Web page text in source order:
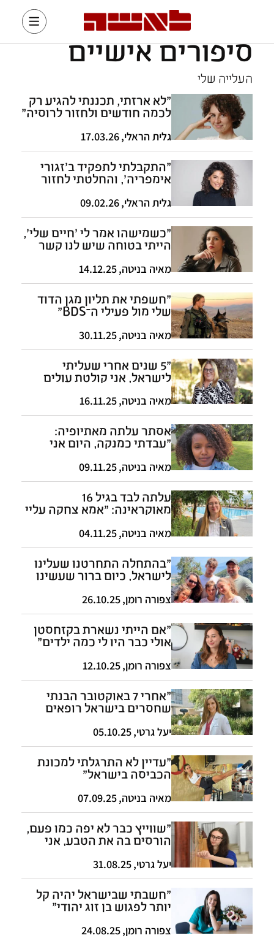
סיפורים אישיים
העלייה שלי
"לא ארזתי, תכננתי להגיע רק
לכמה חודשים ולחזור לרוסיה"
גלית הראלי,
17.03.26
"התקבלתי לתפקיד ב'זגורי
אימפריה', והחלטתי לחזור
גלית הראלי,
09.02.26
"כשמישהו אמר לי 'חיים שלי',
הייתי בטוחה שיש לנו קשר
מאיה בניטה,
14.12.25
"חשפתי את תליון מגן הדוד
שלי מול פעילי ה־BDS"
מאיה בניטה,
30.11.25
"5 שנים אחרי שעליתי
לישראל, אני קולטת עולים
מארגנטינה"
מאיה בניטה,
16.11.25
אסתר עלתה מאתיופיה:
"עבדתי כמנקה, היום אני
מאיה בניטה,
09.11.25
עלתה לבד בגיל 16
מאוקראינה: "אמא צחקה עליי
מאיה בניטה,
04.11.25
"בהתחלה התחרטנו שעלינו
לישראל, כיום ברור שעשינו
צפורה רומן,
26.10.25
"אם הייתי נשארת בקזחסטן
אולי כבר היו לי כמה ילדים"
צפורה רומן,
12.10.25
"אחרי 7 באוקטובר הבנתי
שחסרים בישראל רופאים
יעל גרטי,
05.10.25
"עדיין לא התרגלתי למכונת
הכביסה בישראל"
מאיה בניטה,
07.09.25
"שווייץ כבר לא יפה כמו פעם,
הורסים בה את הטבע, אני
יעל גרטי,
31.08.25
"חשבתי שבישראל יהיה קל
יותר לפגוש בן זוג יהודי"
צפורה רומן,
24.08.25